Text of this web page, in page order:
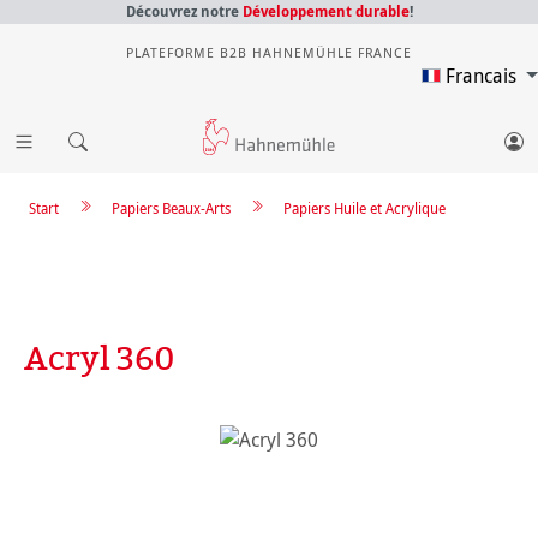
Découvrez notre Développement durable!
PLATEFORME B2B HAHNEMÜHLE FRANCE
Francais
Papiers Huile et Acrylique
Papiers Beaux-Arts
Start
Acryl 360
Ignorer la galerie d'images